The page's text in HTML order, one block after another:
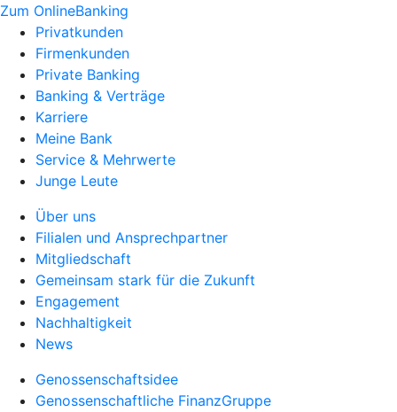
Zum OnlineBanking
Privatkunden
Firmenkunden
Private Banking
Banking & Verträge
Karriere
Meine Bank
Service & Mehrwerte
Junge Leute
Über uns
Filialen und Ansprechpartner
Mitgliedschaft
Gemeinsam stark für die Zukunft
Engagement
Nachhaltigkeit
News
Genossenschaftsidee
Genossenschaftliche FinanzGruppe